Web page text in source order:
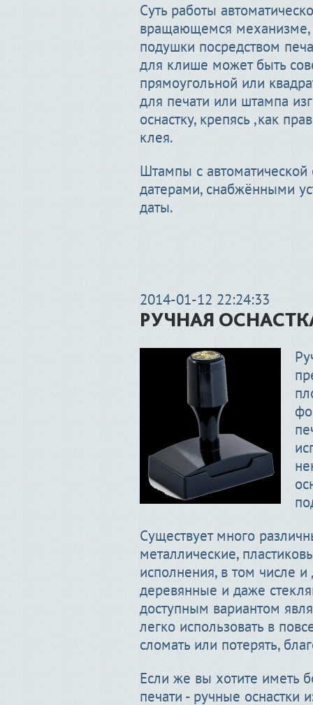
Суть работы
вращающемся механизме,
подушки посредством
для клише может быть
прямоугольной или
для печати или штампа
оснастку, крепясь ,как
клея.
Штампы с
датерами, снабжёнными
даты.
2014-01-12 22:24:33
РУЧНАЯ
Существует много
металлические,
исполнения, в том числе
деревянные и даже
доступным вариантом
легко использовать в
сломать или потерять,
Если же вы хотите иметь
печати - ручные оснастки